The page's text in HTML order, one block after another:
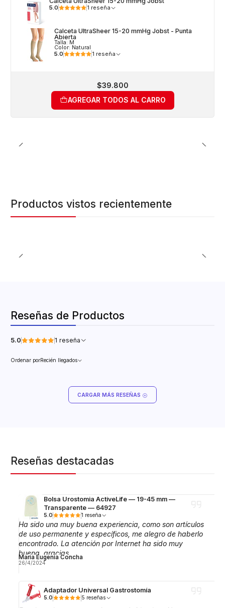
5.0 1 reseña
Calceta UltraSheer 15-20 mmHg Jobst - Punta
Abierta
Talla: M
Color: Natural
5.0 1 reseña
$39.800
AGREGAR TODOS AL CARRO
Productos vistos recientemente
Reseñas de Productos
5.0 1 reseña
Ordenar porRecién llegados
CARGAR MÁS RESEÑAS
Reseñas destacadas
Bolsa Urostomia ActiveLife — 19-45 mm —
Transparente — 64927
5.0 1 reseña
Ha sido una muy buena experiencia, como son artículos
de uso permanente y específicos, me alegro de haberlo
encontrado. La atención por Internet ha sido muy
buena, gracias.
Maria Eugenia Concha
26/4/2024
Adaptador Universal Gastrostomía
5.0 5 reseñas